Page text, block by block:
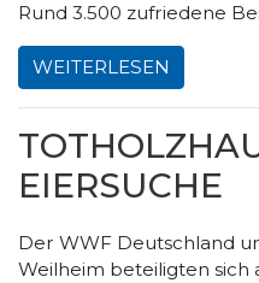
Rund 3.500 zufriedene
WEITERLESEN
EIERSUCHE
Der WWF Deutschland
Weilheim beteiligten sich